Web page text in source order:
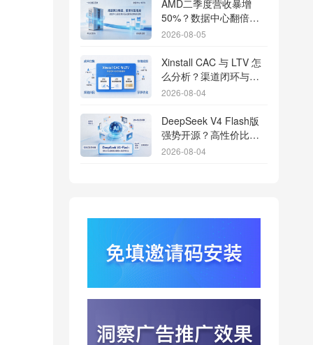
AMD二季度营收暴增
50%？数据中心翻倍增
长驱动跨端分发新底座
2026-08-05
Xinstall CAC 与 LTV 怎
么分析？渠道闭环与投
放回报解析
2026-08-04
DeepSeek V4 Flash版
强势开源？高性价比基
座模型重塑长尾应用全
2026-08-04
行云科技算力订单超154
亿？底座产能扩张激活
AI应用多终端流转新周
2026-08-04
苹果带摄像头的 AirPods
爆硬件分发与全渠道归
因升级
2026-08-03